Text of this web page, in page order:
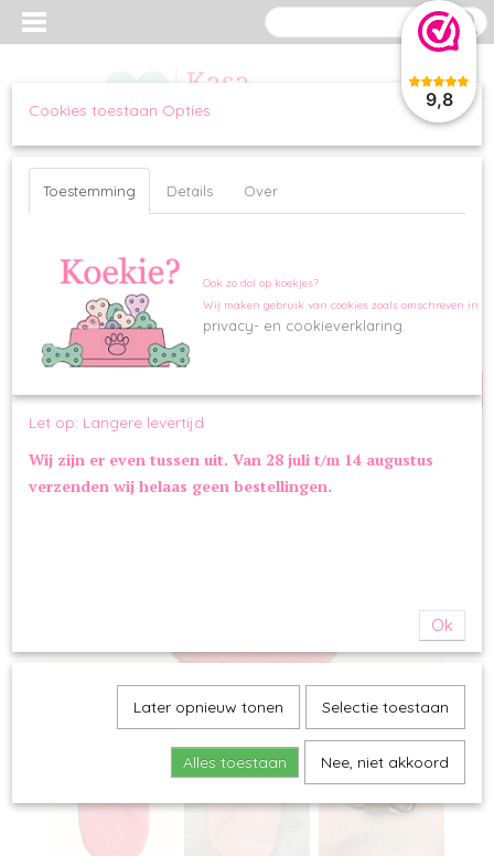
9,8
Inloggen Registreren
Cookies toestaan Opties
Toestemming Details Over
Ook zo dol op koekjes?
Wij maken gebruik van cookies zoals omschreven in
privacy- en cookieverklaring.
Let op: Langere levertijd
Wij zijn er even tussen uit. Van 28 juli t/m 14 augustus
verzenden wij helaas geen bestellingen.
Ok
Later opnieuw tonen Selectie toestaan
Alles toestaan Nee, niet akkoord